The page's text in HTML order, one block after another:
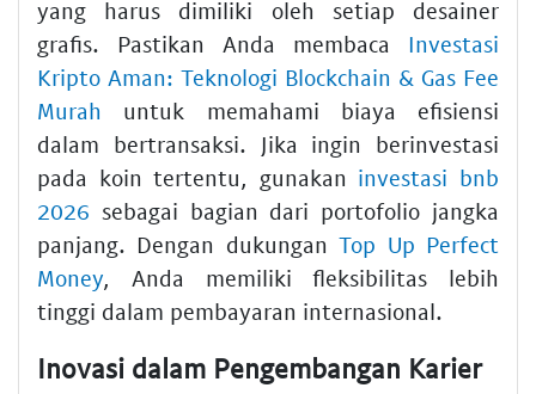
yang harus dimiliki oleh setiap desainer
grafis. Pastikan Anda membaca Investasi
Kripto Aman: Teknologi Blockchain & Gas Fee
Murah untuk memahami biaya efisiensi
dalam bertransaksi. Jika ingin berinvestasi
pada koin tertentu, gunakan investasi bnb
2026 sebagai bagian dari portofolio jangka
panjang. Dengan dukunganTop Up Perfect
Money, Anda memiliki fleksibilitas lebih
tinggi dalam pembayaran internasional.
Inovasi dalam Pengembangan Karier